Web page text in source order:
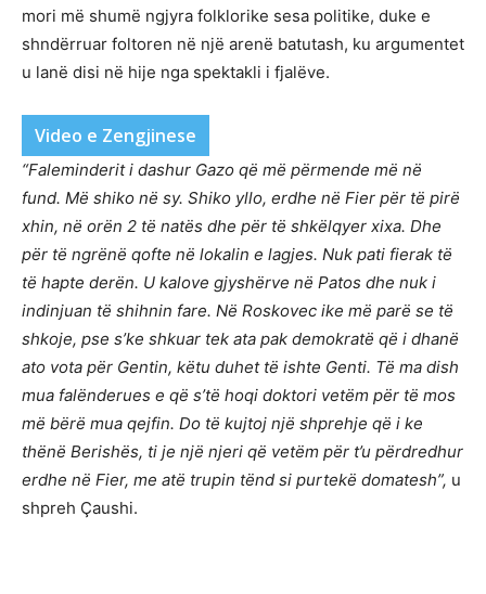
mori më shumë ngjyra folklorike sesa politike, duke e
shndërruar foltoren në një arenë batutash, ku argumentet
u lanë disi në hije nga spektakli i fjalëve.
Video e Zengjinese
“Faleminderit i dashur Gazo që më përmende më në
fund. Më shiko në sy. Shiko yllo, erdhe në Fier për të pirë
xhin, në orën 2 të natës dhe për të shkëlqyer xixa. Dhe
për të ngrënë qofte në lokalin e lagjes. Nuk pati fierak të
të hapte derën. U kalove gjyshërve në Patos dhe nuk i
indinjuan të shihnin fare. Në Roskovec ike më parë se të
shkoje, pse s’ke shkuar tek ata pak demokratë që i dhanë
ato vota për Gentin, këtu duhet të ishte Genti. Të ma dish
mua falënderues e që s’të hoqi doktori vetëm për të mos
më bërë mua qejfin. Do të kujtoj një shprehje që i ke
thënë Berishës, ti je një njeri që vetëm për t’u përdredhur
erdhe në Fier, me atë trupin tënd si purtekë domatesh”, u
shpreh Çaushi.